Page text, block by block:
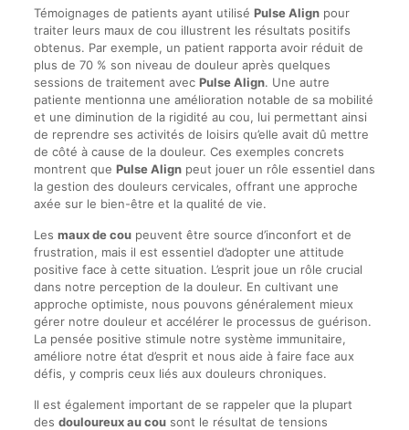
Témoignages de patients ayant utilisé Pulse Alignpour
traiter leurs maux de cou illustrent les résultats positifs
obtenus. Par exemple, un patient rapporta avoir réduit de
plus de 70 % son niveau de douleur après quelques
sessions de traitement avec Pulse Align. Une autre
patiente mentionna une amélioration notable de sa mobilité
et une diminution de la rigidité au cou, lui permettant ainsi
de reprendre ses activités de loisirs qu’elle avait dû mettre
de côté à cause de la douleur. Ces exemples concrets
montrent que Pulse Alignpeut jouer un rôle essentiel dans
la gestion des douleurs cervicales, offrant une approche
axée sur le bien-être et la qualité de vie.
Les maux de coupeuvent être source d’inconfort et de
frustration, mais il est essentiel d’adopter une attitude
positive face à cette situation. L’esprit joue un rôle crucial
dans notre perception de la douleur. En cultivant une
approche optimiste, nous pouvons généralement mieux
gérer notre douleur et accélérer le processus de guérison.
La pensée positive stimule notre système immunitaire,
améliore notre état d’esprit et nous aide à faire face aux
défis, y compris ceux liés aux douleurs chroniques.
Il est également important de se rappeler que la plupart
des douloureux au cousont le résultat de tensions